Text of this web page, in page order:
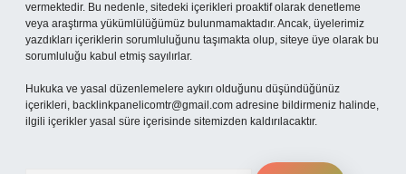
vermektedir. Bu nedenle, sitedeki içerikleri proaktif olarak denetleme
veya araştırma yükümlülüğümüz bulunmamaktadır. Ancak, üyelerimiz
yazdıkları içeriklerin sorumluluğunu taşımakta olup, siteye üye olarak bu
sorumluluğu kabul etmiş sayılırlar.
Hukuka ve yasal düzenlemelere aykırı olduğunu düşündüğünüz
içerikleri, backlinkpanelicomtr@gmail.com adresine bildirmeniz halinde,
ilgili içerikler yasal süre içerisinde sitemizden kaldırılacaktır.